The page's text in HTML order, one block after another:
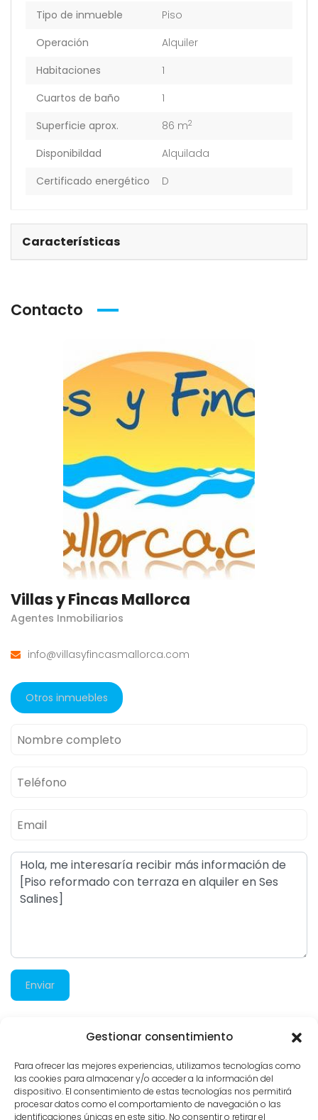
Gestionar consentimiento
Para ofrecer las mejores experiencias, utilizamos tecnologías como
las cookies para almacenar y/o acceder a la información del
dispositivo. El consentimiento de estas tecnologías nos permitirá
procesar datos como el comportamiento de navegación o las
identificaciones únicas en este sitio. No consentir o retirar el
Tipo de inmueble
Piso
Operación
Alquiler
Habitaciones
1
Cuartos de baño
1
Superficie aprox.
86 m2
Disponibildad
Alquilada
Certificado energético
D
Características
Contacto
Villas y Fincas Mallorca
Agentes Inmobiliarios
info@villasyfincasmallorca.com
Otros inmuebles
Enviar
1.126 visitas